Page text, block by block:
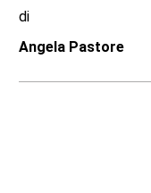
di
Angela Pastore